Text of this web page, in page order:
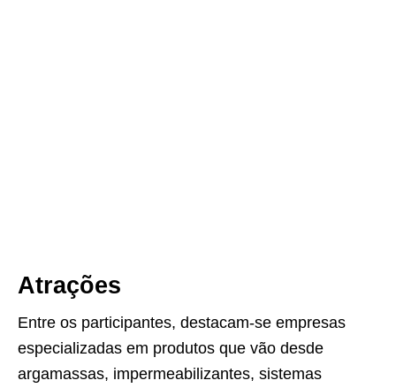
Atrações
Entre os participantes, destacam-se empresas
especializadas em produtos que vão desde
argamassas, impermeabilizantes, sistemas